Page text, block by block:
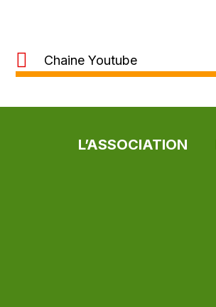
Chaine Youtube
L’ASSOCIATION